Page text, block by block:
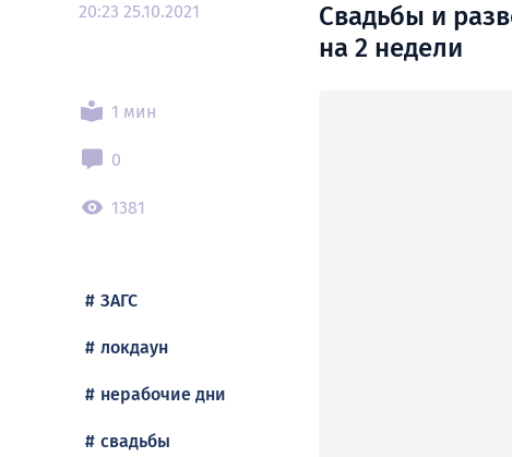
20:23 25.10.2021
1 мин
0
1381
ЗАГС
локдаун
нерабочие дни
свадьбы
Свадьбы и
на 2 недели